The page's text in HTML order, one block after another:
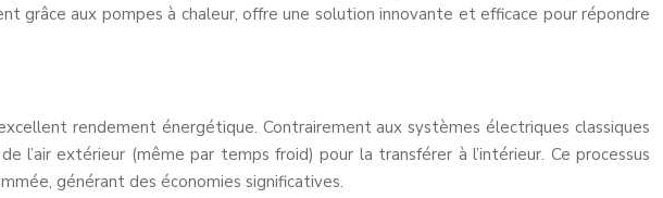
grâce aux pompes à chaleur, offre une solution innovante et efficace pour répondre
rendement énergétique. Contrairement aux systèmes électriques classiques
l’air extérieur (même par temps froid) pour la transférer à l’intérieur. Ce processus
générant des économies significatives.